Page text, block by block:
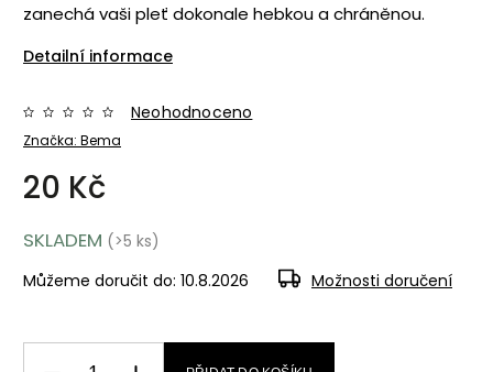
zanechá vaši pleť dokonale hebkou a chráněnou.
Detailní informace
Značka: Bema
Neohodnoceno
20 Kč
SKLADEM (>5 ks)
Můžeme doručit do: 10.8.2026 Možnosti doručení